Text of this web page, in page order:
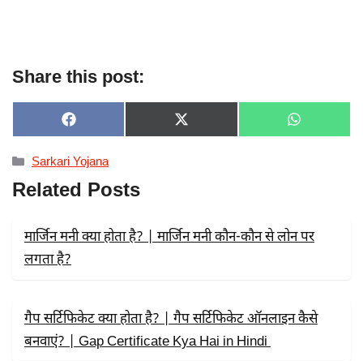
Share this post:
SHARE
ON
F
A
C
E
B
O
SHARE
ON
X
(
R
SHARE
ON
W
H
Categories
Sarkari Yojana
Related Posts
मार्जिन मनी क्या होता है? | मार्जिन मनी कौन-कौन से लोन पर
लगता है?
गैप सर्टिफिकेट क्या होता है? | गैप सर्टिफिकेट ऑनलाइन कैसे
बनवाएं? | Gap Certificate Kya Hai in Hindi